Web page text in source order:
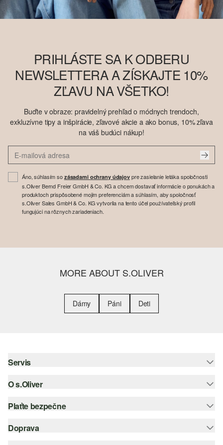
PRIHLÁSTE SA K ODBERU
NEWSLETTERA A ZÍSKAJTE 10%
ZĽAVU NA VŠETKO!
Buďte v obraze: pravidelný prehľad o módnych trendoch,
exkluzívne tipy a inšpirácie, zľavové akcie a ako bonus, 10% zľava
na váš budúci nákup!
Áno, súhlasím so zásadami ochrany údajovpre zasielanie letáka spoločnosti
s.Oliver Bernd Freier GmbH & Co. KG a chcem dostavať informácie o ponukách a
produktoch prispôsobené mojim preferenciám a súhlasím, aby spoločnosť
s.Oliver Sales GmbH & Co. KG vytvorila na tento účel používateľský profil
fungujúci na rôznych zariadeniach.
MORE ABOUT S.OLIVER
Dámy Páni Deti
Servis
Pomoc a FAQ
Nápoveda k veľkostiam
O s.Oliver
Leták
Plaťte bezpečne
Kreditná karta
Doprava